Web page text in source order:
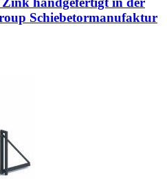
Schiebetormanufaktur